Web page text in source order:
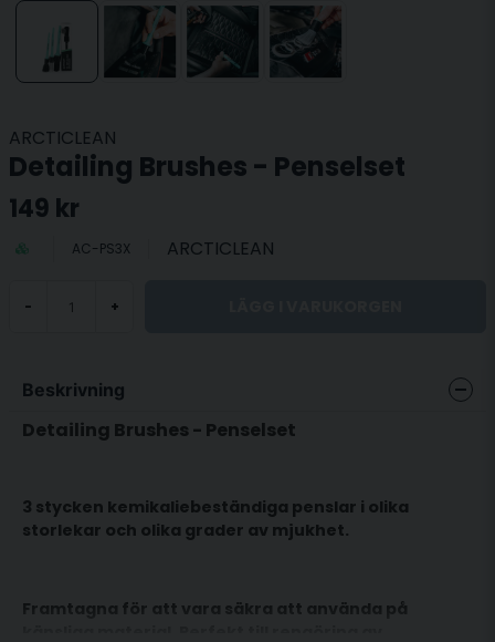
ARCTICLEAN
Detailing Brushes - Penselset
149 kr
AC-PS3X ARCTICLEAN
- +
Beskrivning
Detailing Brushes - Penselset
3 stycken kemikaliebeständiga penslar i olika
storlekar och olika grader av mjukhet.
Framtagna för att vara säkra att använda på